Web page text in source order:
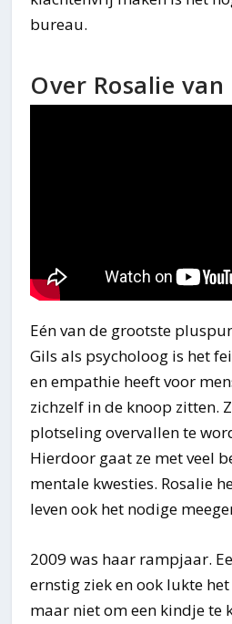
bureau.
Over Rosalie van
Eén van de grootste
Gils als psycholoog is het
en empathie heeft voor
zichzelf in de knoop zitten.
plotseling overvallen te
Hierdoor gaat ze met veel
mentale kwesties. Rosalie
leven ook het nodige
2009 was haar rampjaar.
ernstig ziek en ook lukte
maar niet om een kindje te